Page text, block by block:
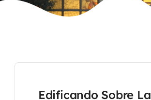
Edificando Sobre La